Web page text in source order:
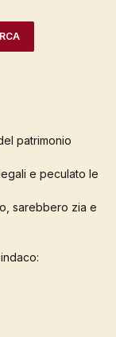
patrimonio
e peculato le
sarebbero zia e